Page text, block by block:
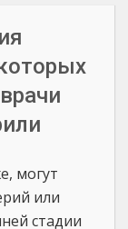
могут
или
стадии